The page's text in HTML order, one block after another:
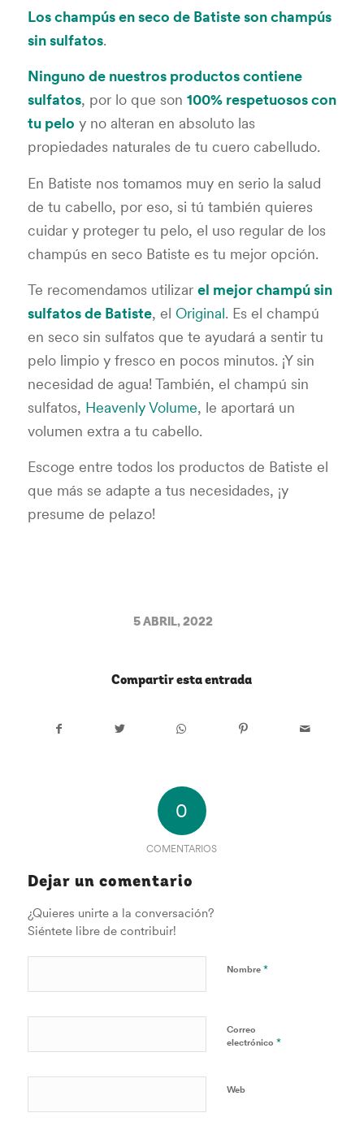
Los champús en seco de Batiste son champús
sin sulfatos.
Ninguno de nuestros productos contiene
sulfatos, por lo que son 100% respetuosos con
tu pelo y no alteran en absoluto las
propiedades naturales de tu cuero cabelludo.
En Batiste nos tomamos muy en serio la salud
de tu cabello, por eso, si tú también quieres
cuidar y proteger tu pelo, el uso regular de los
champús en seco Batiste es tu mejor opción.
Te recomendamos utilizar el mejor champú sin
sulfatos de Batiste, el Original. Es el champú
en seco sin sulfatos que te ayudará a sentir tu
pelo limpio y fresco en pocos minutos. ¡Y sin
necesidad de agua! También, el champú sin
sulfatos, Heavenly Volume, le aportará un
volumen extra a tu cabello.
Escoge entre todos los productos de Batiste el
que más se adapte a tus necesidades, ¡y
presume de pelazo!
5 ABRIL, 2022
/
Compartir esta entrada
0
COMENTARIOS
Dejar un comentario
¿Quieres unirte a la conversación?
Siéntete libre de contribuir!
Nombre *
Correo
electrónico *
Web